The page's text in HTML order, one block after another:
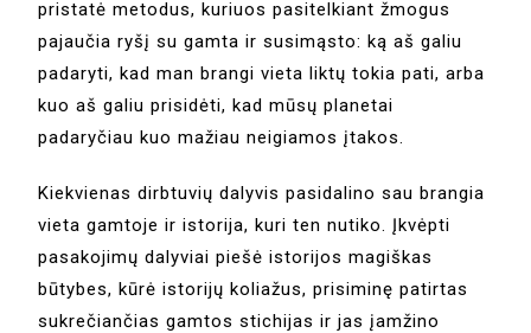
pristatė metodus, kuriuos pasitelkiant žmogus
pajaučia ryšį su gamta ir susimąsto: ką aš galiu
padaryti, kad man brangi vieta liktų tokia pati, arba
kuo aš galiu prisidėti, kad mūsų planetai
padaryčiau kuo mažiau neigiamos įtakos.
Kiekvienas dirbtuvių dalyvis pasidalino sau brangia
vieta gamtoje ir istorija, kuri ten nutiko. Įkvėpti
pasakojimų dalyviai piešė istorijos magiškas
būtybes, kūrė istorijų koliažus, prisiminę patirtas
sukrečiančias gamtos stichijas ir jas įamžino